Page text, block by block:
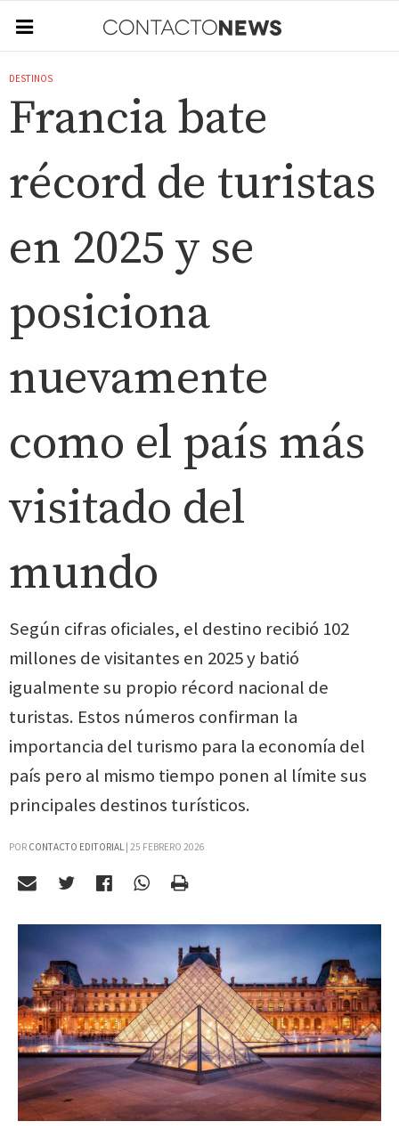
DESTINOS
Francia bate
récord de turistas
en 2025 y se
posiciona
nuevamente
como el país más
visitado del
mundo
Según cifras oficiales, el destino recibió 102
millones de visitantes en 2025 y batió
igualmente su propio récord nacional de
turistas. Estos números confirman la
importancia del turismo para la economía del
país pero al mismo tiempo ponen al límite sus
principales destinos turísticos.
POR CONTACTO EDITORIAL| 25 FEBRERO 2026